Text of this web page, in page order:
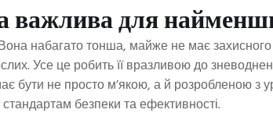
важлива для
набагато тонша, майже не має
Усе це робить її вразливою до
бути не просто м’якою, а й розробленою з
безпеки та ефективності.